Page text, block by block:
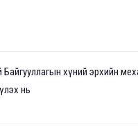
Байгууллагын хүний эрхийн
нь